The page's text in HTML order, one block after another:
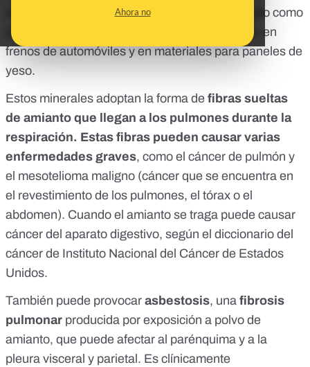
Ahora no
resistente al calor y la corrosión que se ha usado como
aislante para el calor y el fuego en los edificios, en
frenos de automóviles y en materiales para paneles de
yeso.
Estos minerales adoptan la forma de fibras sueltas
de amianto que llegan a los pulmones durante la
respiración. Estas fibras pueden causar varias
enfermedades graves, como el cáncer de pulmón y
el mesotelioma maligno (cáncer que se encuentra en
el revestimiento de los pulmones, el tórax o el
abdomen). Cuando el amianto se traga puede causar
cáncer del aparato digestivo, según el diccionario del
cáncer de Instituto Nacional del Cáncer de Estados
Unidos.
También puede provocar asbestosis, una fibrosis
pulmonar producida por exposición a polvo de
amianto, que puede afectar al parénquima y a la
pleura visceral y parietal. Es clínicamente